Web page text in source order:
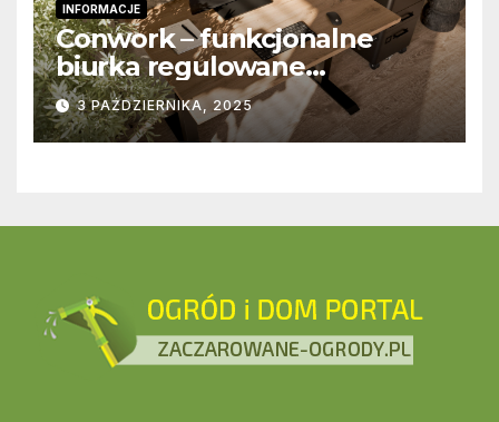
INFORMACJE
Conwork – funkcjonalne
biurka regulowane
stworzone z myślą o
nowoczesnych
przestrzeniach pracy
3 PAŹDZIERNIKA, 2025